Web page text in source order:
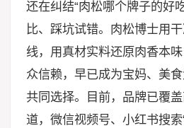
还在纠结“肉松哪个牌子的好
比、踩坑试错。肉松博士用
线，用真材实料还原肉香本
众信赖，早已成为宝妈、美
共同选择。目前，品牌已覆
道，微信视频号、小红书搜索